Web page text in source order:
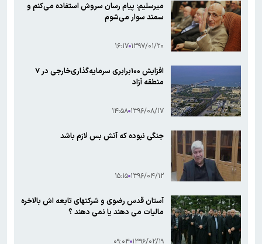
میرسلیم: پیام رسان سروش استفاده می‌کنم و
سمند سوار می‌شوم
۱۳۹۷/۰۱/۲۰ ۱۶:۱۷
افزایش ۱۰۰برابری سرمایه‌گذاری‌خارجی در ۷
منطقه آزاد
۱۳۹۶/۰۸/۱۷ ۱۴:۵۸
جنگی نبوده که آتش بس لازم باشد
۱۳۹۶/۰۴/۱۲ ۱۵:۱۵
آستان قدس رضوی و شرکتهای تابعه اش بالاخره
مالیات می دهند یا نمی دهند ؟
۱۳۹۶/۰۲/۱۹ ۰۹:۰۴